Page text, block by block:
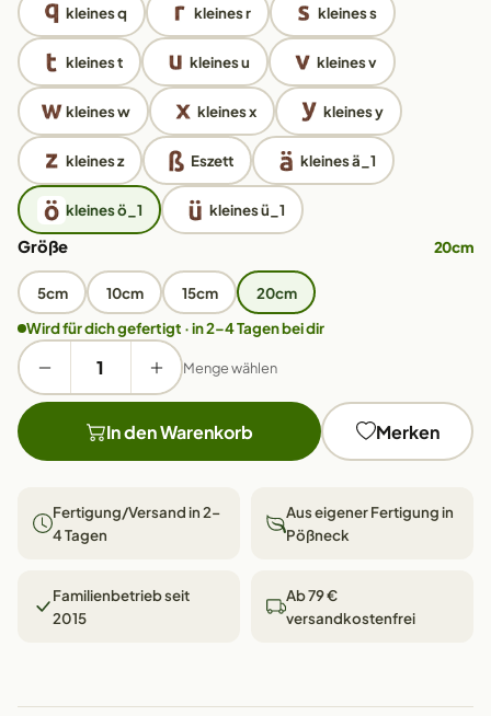
kleines q kleines r kleines s
kleines t kleines u kleines v
kleines w kleines x kleines y
kleines z Eszett kleines ä_1
kleines ö_1 kleines ü_1
Größe 20cm
5cm 10cm 15cm
20cm
Wird für dich gefertigt · in 2–4 Tagen bei dir
Menge wählen
In den Warenkorb Merken
Fertigung/Versand in 2–
4 Tagen
Aus eigener Fertigung in
Pößneck
Familienbetrieb seit
2015
Ab 79 €
versandkostenfrei